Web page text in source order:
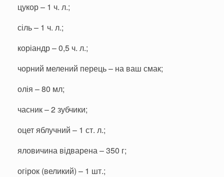
цукор – 1 ч. л.;
сіль – 1 ч. л.;
коріандр – 0,5 ч. л.;
чорний мелений перець – на ваш смак;
олія – 80 мл;
часник – 2 зубчики;
оцет яблучний – 1 ст. л.;
яловичина відварена – 350 г;
огірок (великий) – 1 шт.;